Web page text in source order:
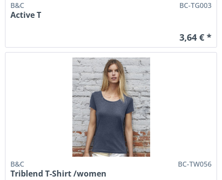
B&C BC-TG003
Active T
3,64 € *
B&C BC-TW056
Triblend T-Shirt /women